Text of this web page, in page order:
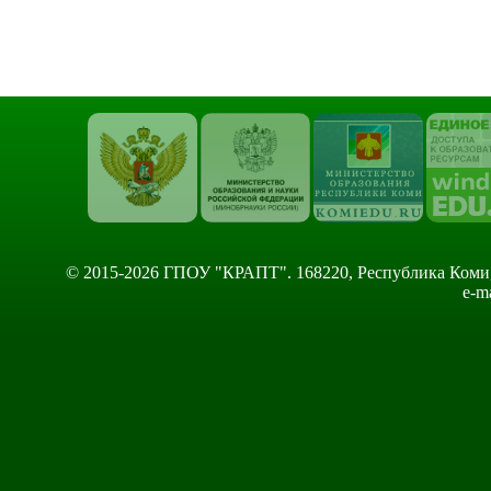
© 2015-2026 ГПОУ "КРАПТ". 168220, Республика Коми,
e-